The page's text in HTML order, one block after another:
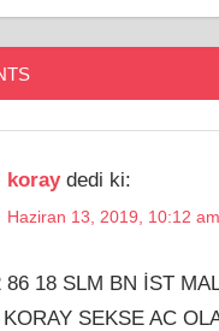
koray dedi ki:
Haziran 13, 2019, 10:12 am
86 18 SLM BN İST
KORAY SEKSE AC